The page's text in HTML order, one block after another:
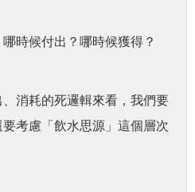
時候付出？哪時候獲得？
消耗的死邏輯來看，我們要
考慮「飲水思源」這個層次